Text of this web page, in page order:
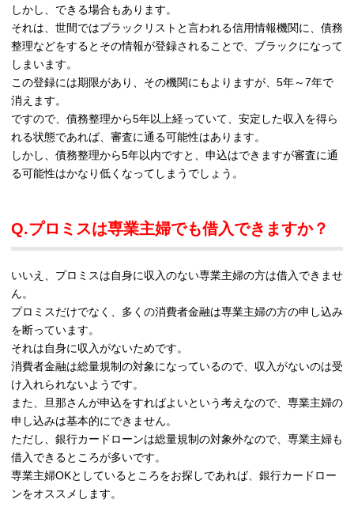
しかし、できる場合もあります。
それは、世間ではブラックリストと言われる信用情報機関に、債務
整理などをするとその情報が登録されることで、ブラックになって
しまいます。
この登録には期限があり、その機関にもよりますが、5年～7年で
消えます。
ですので、債務整理から5年以上経っていて、安定した収入を得ら
れる状態であれば、審査に通る可能性はあります。
しかし、債務整理から5年以内ですと、申込はできますが審査に通
る可能性はかなり低くなってしまうでしょう。
Q.プロミスは専業主婦でも借入できますか？
いいえ、プロミスは自身に収入のない専業主婦の方は借入できませ
ん。
プロミスだけでなく、多くの消費者金融は専業主婦の方の申し込み
を断っています。
それは自身に収入がないためです。
消費者金融は総量規制の対象になっているので、収入がないのは受
け入れられないようです。
また、旦那さんが申込をすればよいという考えなので、専業主婦の
申し込みは基本的にできません。
ただし、銀行カードローンは総量規制の対象外なので、専業主婦も
借入できるところが多いです。
専業主婦OKとしているところをお探しであれば、銀行カードロー
ンをオススメします。